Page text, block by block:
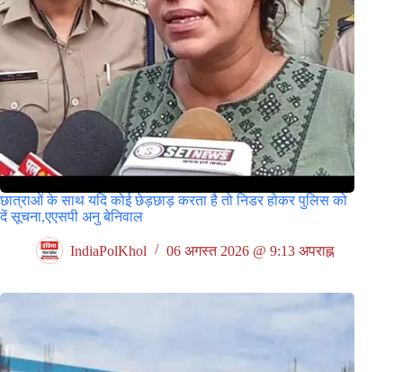
छात्राओं के साथ यदि कोई छेड़छाड़ करता है तो निडर होकर पुलिस को
दें सूचना,एएसपी अनु बेनिवाल
IndiaPolKhol 06 अगस्त 2026 @ 9:13 अपराह्न